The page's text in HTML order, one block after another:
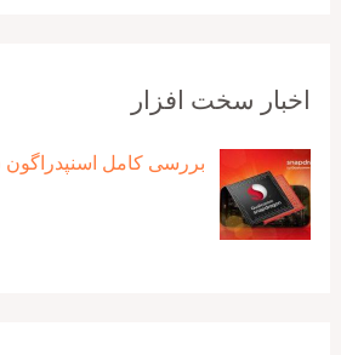
اخبار سخت افزار
بررسی کامل اسنپدراگون ۸۳۵